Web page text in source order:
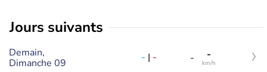
jours suivants
Demain,
Dimanche 09
- | - - -
km/h